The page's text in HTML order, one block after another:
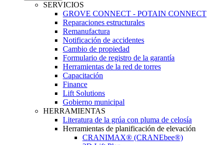
SERVICIOS
GROVE CONNECT - POTAIN CONNECT
Reparaciones estructurales
Remanufactura
Notificación de accidentes
Cambio de propiedad
Formulario de registro de la garantía
Herramientas de la red de torres
Capacitación
Finance
Lift Solutions
Gobierno municipal
HERRAMIENTAS
Literatura de la grúa con pluma de celosía
Herramientas de planificación de elevación
CRANIMAX® (CRANEbee®)